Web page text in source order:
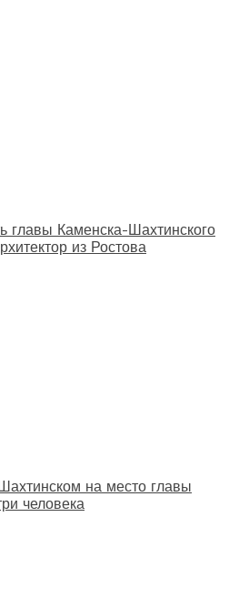
главы Каменска-Шахтинского
из Ростова
на место главы
человека